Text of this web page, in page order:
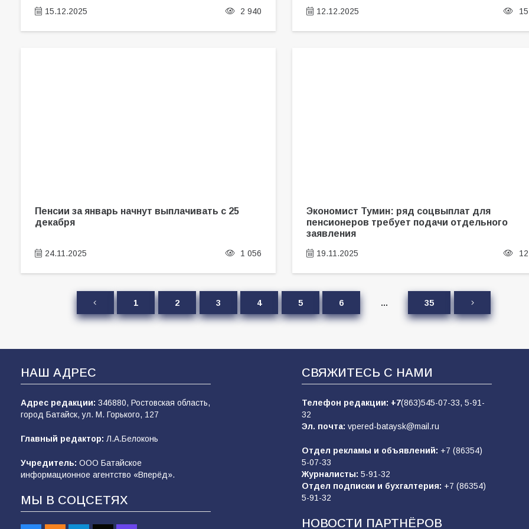
15.12.2025 2 940 12.12.2025
Пенсии за январь начнут выплачивать с 25
декабря
24.11.2025 1 056
Экономист Тумин: ряд соцвыплат для
пенсионеров требует подачи отдельного
заявления
19.11.2025
1 2 3 4 5 6 … 35
НАШ АДРЕС
Адрес редакции: 346880, Ростовская область,
город Батайск, ул. М. Горького, 127
Главный редактор: Л.А.Белоконь
Учредитель: ООО Батайское
информационное агентство «Вперёд».
МЫ В СОЦСЕТЯХ
СВЯЖИТЕСЬ С НАМИ
Телефон редакции: +7(863)545-07-33, 5-91-
32
Эл. почта: vpered-bataysk@mail.ru
Отдел рекламы и объявлений: +7 (86354)
5-07-33
Журналисты: 5-91-32
Отдел подписки и бухгалтерия: +7 (86354)
5-91-32
НОВОСТИ ПАРТНЁРОВ